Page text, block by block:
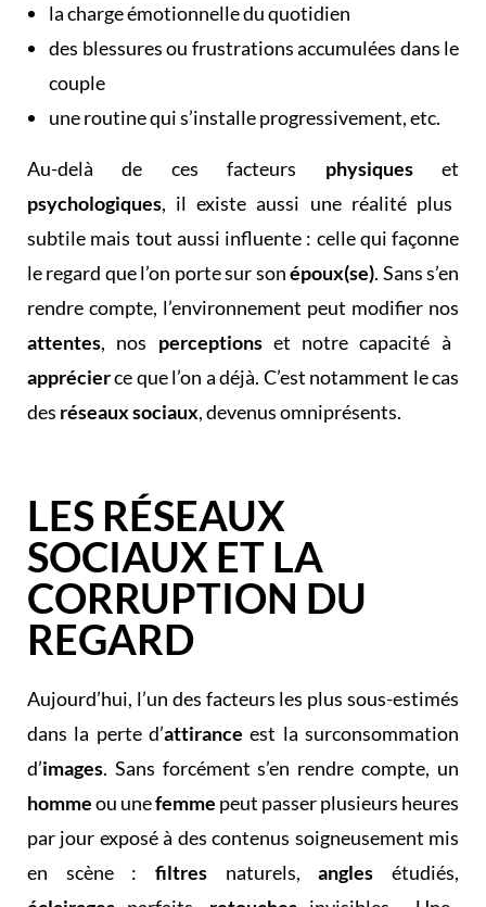
la charge émotionnelle du quotidien
des blessures ou frustrations accumulées dans le
couple
une routine qui s’installe progressivement, etc.
Au-delà de ces facteurs physiqueset
psychologiques, il existe aussi une réalité plus
subtile mais tout aussi influente : celle qui façonne
le regard que l’on porte sur sonépoux(se). Sans s’en
rendre compte, l’environnement peut modifier nos
attentes, nos perceptionset notre capacité à
apprécierce que l’on a déjà. C’est notamment le cas
des réseaux sociaux, devenus omniprésents.
LES RÉSEAUX
SOCIAUX ET LA
CORRUPTION DU
REGARD
Aujourd’hui, l’un des facteurs les plus sous-estimés
dans la perte d’attirance est la surconsommation
d’images. Sans forcément s’en rendre compte, un
hommeou unefemme peut passer plusieurs heures
par jour exposé à des contenus soigneusement mis
en scène : filtres naturels,anglesétudiés,